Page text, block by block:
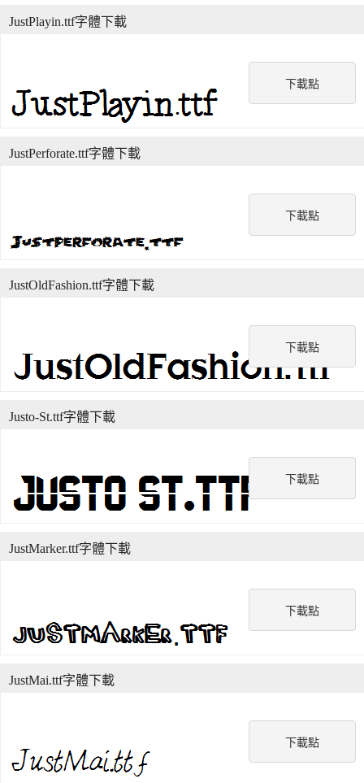
下載點
JustPlayin.ttf字體下載
下載點
JustPerforate.ttf字體下載
下載點
JustOldFashion.ttf字體下載
下載點
Justo-St.ttf字體下載
下載點
JustMarker.ttf字體下載
下載點
JustMai.ttf字體下載